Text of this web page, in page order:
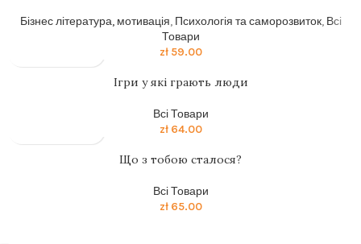
Бізнес література, мотивація, Психологія та саморозвиток, Всі
Товари
zł59.00
Ігри у які грають люди
Всі Товари
zł64.00
Що з тобою сталося?
Всі Товари
zł65.00